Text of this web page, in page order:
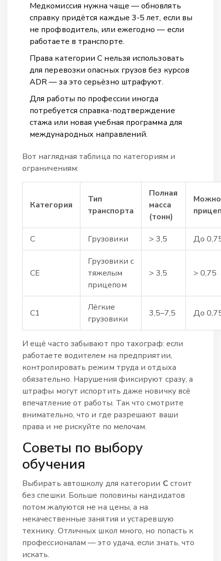
Медкомиссия нужна чаще — обновлять
справку придётся каждые 3-5 лет, если вы
не профводитель, или ежегодно — если
работаете в транспорте.
Права категории C нельзя использовать
для перевозки опасных грузов без курсов
ADR — за это серьёзно штрафуют.
Для работы по профессии иногда
потребуется справка-подтверждение
стажа или новая учебная программа для
международных направлений.
Вот наглядная таблица по категориям и
ограничениям:
Категория
Тип
транспорта
Полная
масса
(тонн)
C Грузовики > 3,5 До
CE
Грузовики с
тяжелым
прицепом
> 3,5 > 0,75
C1
Лёгкие
грузовики
3,5–7,5 До
И ещё часто забывают про тахограф: если
работаете водителем на предприятии,
контролировать режим труда и отдыха
обязательно. Нарушения фиксируют сразу, а
штрафы могут испортить даже новичку всё
впечатление от работы. Так что смотрите
внимательно, что и где разрешают ваши
права и не рискуйте по мелочам.
Советы по выбору
обучения
Выбирать автошколу для категории C стоит
без спешки. Больше половины кандидатов
потом жалуются не на цены, а на
некачественные занятия и устаревшую
технику. Отличных школ много, но попасть к
профессионалам — это удача, если знать, что
искать.